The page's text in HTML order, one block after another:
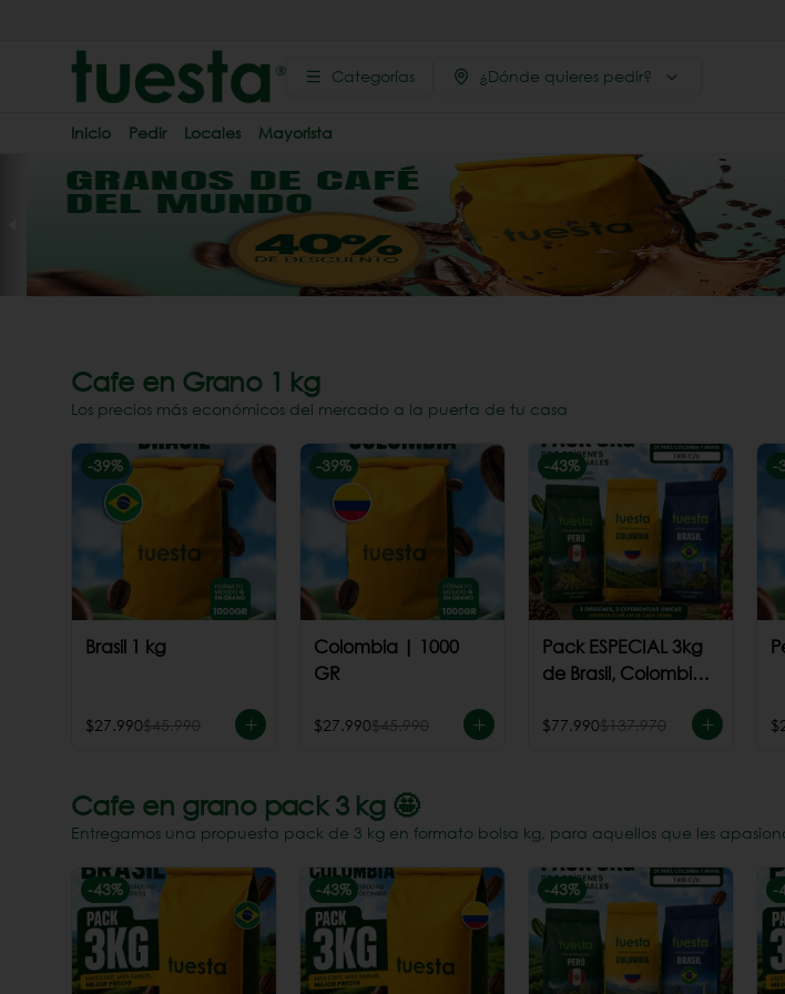
Categorías ¿Dónde quieres pedir?
Inicio Pedir Locales Mayorista
Cafe en Grano 1 kg
Los precios más económicos del mercado a la puerta de tu casa
-39%
Brasil 1 kg
$27.990$45.990
-39%
Colombia | 1000
GR
$27.990$45.990
-43%
Pack ESPECIAL 3kg
de Brasil, Colombia
$77.990$137.970
-
Cafe en grano pack 3 kg 🤩
Entregamos una propuesta pack de 3 kg en formato bolsa kg, para aquellos que les
-43% -43% -43% -